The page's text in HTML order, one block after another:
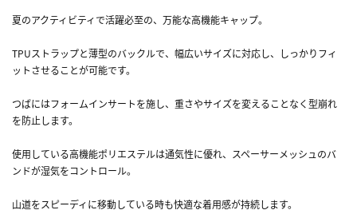
夏のアクティビティで活躍必至の、万能な高機能キャップ。
TPUストラップと薄型のバックルで、幅広いサイズに対応し、しっかりフィ
ットさせることが可能です。
つばにはフォームインサートを施し、重さやサイズを変えることなく型崩れ
を防止します。
使用している高機能ポリエステルは通気性に優れ、スペーサーメッシュのバ
ンドが湿気をコントロール。
山道をスピーディに移動している時も快適な着用感が持続します。